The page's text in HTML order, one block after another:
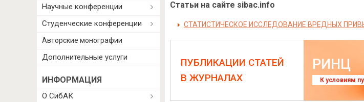
Статьи на сайте sibac.info
СТАТИСТИЧЕСКОЕ ИССЛЕДОВАНИЕ ВРЕДНЫХ
ПУБЛИКАЦИИ СТАТЕЙ
В ЖУРНАЛАХ
РИНЦ
К условиям
Научные конференции
Студенческие конференции
Авторские монографии
Дополнительные услуги
ИНФОРМАЦИЯ
О СибАК